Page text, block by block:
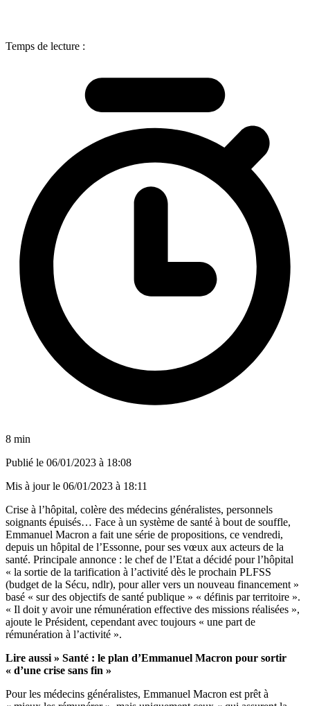
Temps de lecture :
8 min
Publié le 06/01/2023 à 18:08
Mis à jour le 06/01/2023 à 18:11
Crise à l’hôpital, colère des médecins généralistes, personnels
soignants épuisés… Face à un système de santé à bout de souffle,
Emmanuel Macron a fait une série de propositions, ce vendredi,
depuis un hôpital de l’Essonne, pour ses vœux aux acteurs de la
santé. Principale annonce : le chef de l’Etat a décidé pour l’hôpital
« la sortie de la tarification à l’activité dès le prochain PLFSS
(budget de la Sécu, ndlr), pour aller vers un nouveau financement »
basé « sur des objectifs de santé publique » « définis par territoire ».
« Il doit y avoir une rémunération effective des missions réalisées »,
ajoute le Président, cependant avec toujours « une part de
rémunération à l’activité ».
Lire aussi » Santé : le plan d’Emmanuel Macron pour sortir
« d’une crise sans fin »
Pour les médecins généralistes, Emmanuel Macron est prêt à